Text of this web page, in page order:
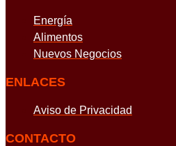
Energía
Alimentos
Nuevos Negocios
ENLACES
Aviso de Privacidad
CONTACTO